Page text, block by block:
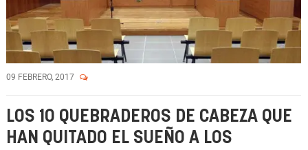
09 FEBRERO, 2017
LOS 10 QUEBRADEROS DE CABEZA QUE
HAN QUITADO EL SUEÑO A LOS